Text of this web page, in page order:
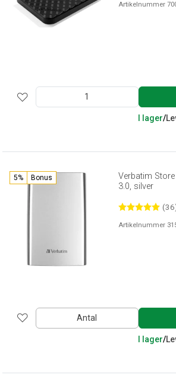
Artikelnummer
I lager/
5% Bonus
Verbatim Store
3.0, silver
Artikelnummer
Antal
I lager/